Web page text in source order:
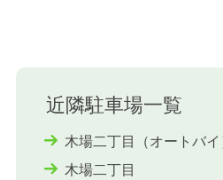
近隣駐車場一覧
木場二丁目（オートバイ
木場二丁目